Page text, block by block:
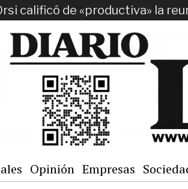
calificó de «productiva» la
Opinión Empresas